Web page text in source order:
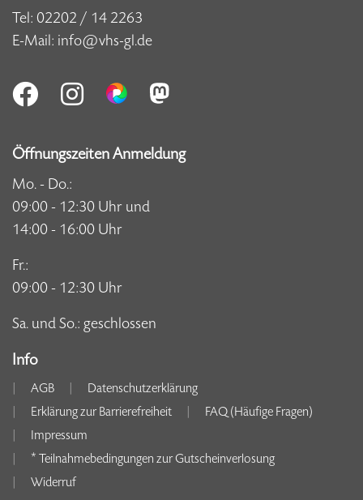
Tel: 02202 / 14 2263
E-Mail: info@vhs-gl.de
Öffnungszeiten Anmeldung
Mo. - Do.:
09:00 - 12:30 Uhr und
14:00 - 16:00 Uhr
Fr.:
09:00 - 12:30 Uhr
Sa. und So.: geschlossen
Info
AGB
Datenschutzerklärung
Erklärung zur Barrierefreiheit
FAQ (Häufige Fragen)
Impressum
* Teilnahmebedingungen zur Gutscheinverlosung
Widerruf